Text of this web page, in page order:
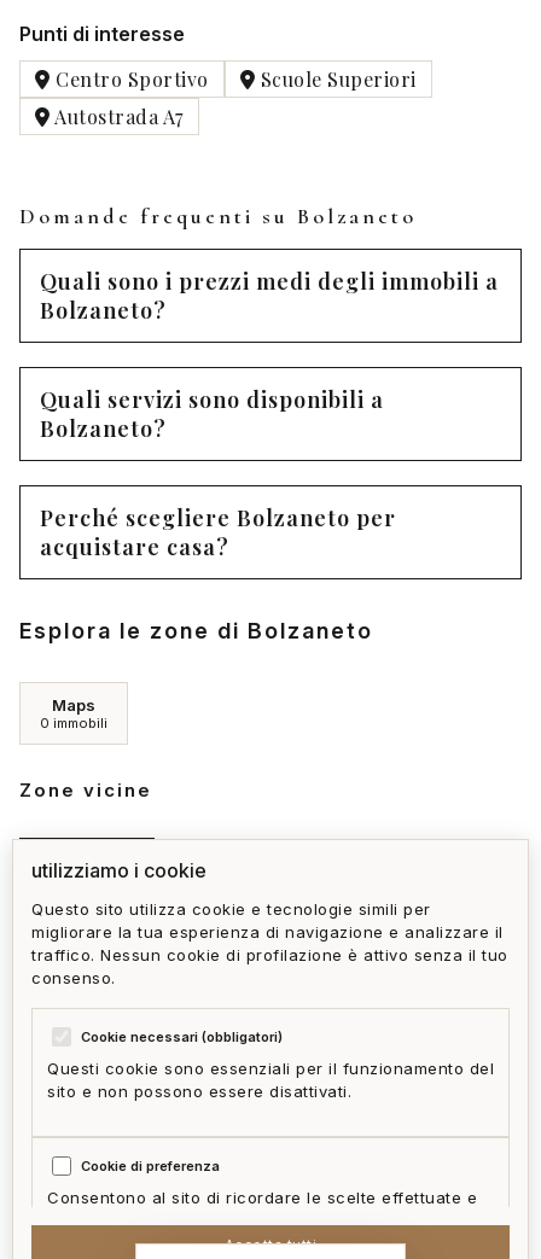
Punti di interesse
Centro Sportivo
Scuole Superiori
Autostrada A7
Domande frequenti su Bolzaneto
Quali sono i prezzi medi degli immobili a
Bolzaneto?
Quali servizi sono disponibili a
Bolzaneto?
Perché scegliere Bolzaneto per
acquistare casa?
Esplora le zone di Bolzaneto
Maps
0 immobili
Zone vicine
Rivarolo
vendita a bolzaneto affitto a bolzaneto
McFrancis
mappa del sito
utilizziamo i cookie
Questo sito utilizza cookie e tecnologie simili per
migliorare la tua esperienza di navigazione e analizzare il
traffico. Nessun cookie di profilazione è attivo senza il tuo
consenso.
Cookie necessari (obbligatori)
Questi cookie sono essenziali per il funzionamento del
sito e non possono essere disattivati.
Cookie di preferenza
Consentono al sito di ricordare le scelte effettuate e
Accetta tutti